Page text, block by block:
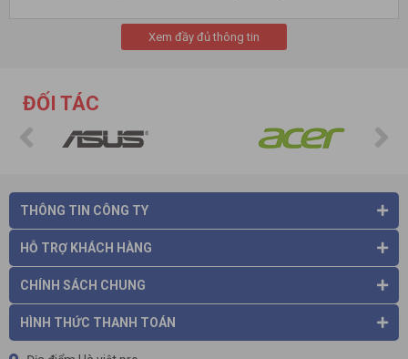
ON/OFF: Bật/ Tắt thiết bị - Tự động tắt khi không sử dụng.
T: Chuyển sang chế độ cân nặng.
UNIT: Cộng dồn trọng tải vật dụng.
Xem đầy đủ thông tin
ĐỐI TÁC
THÔNG TIN CÔNG TY
HỖ TRỢ KHÁCH HÀNG
CHÍNH SÁCH CHUNG
HÌNH THỨC THANH TOÁN